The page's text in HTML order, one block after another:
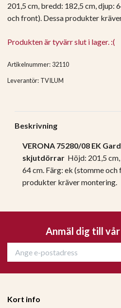
201,5 cm, bredd: 182,5 cm, djup:
och front). Dessa produkter
Produkten är tyvärr slut i lager. :(
Artikelnummer: 32110
Leverantör: TVILUM
Beskrivning
VERONA 75280/08 EK
skjutdörrar Höjd: 201,5
64 cm. Färg: ek (stomme och
produkter kräver montering.
Anmäl dig till
Kort info